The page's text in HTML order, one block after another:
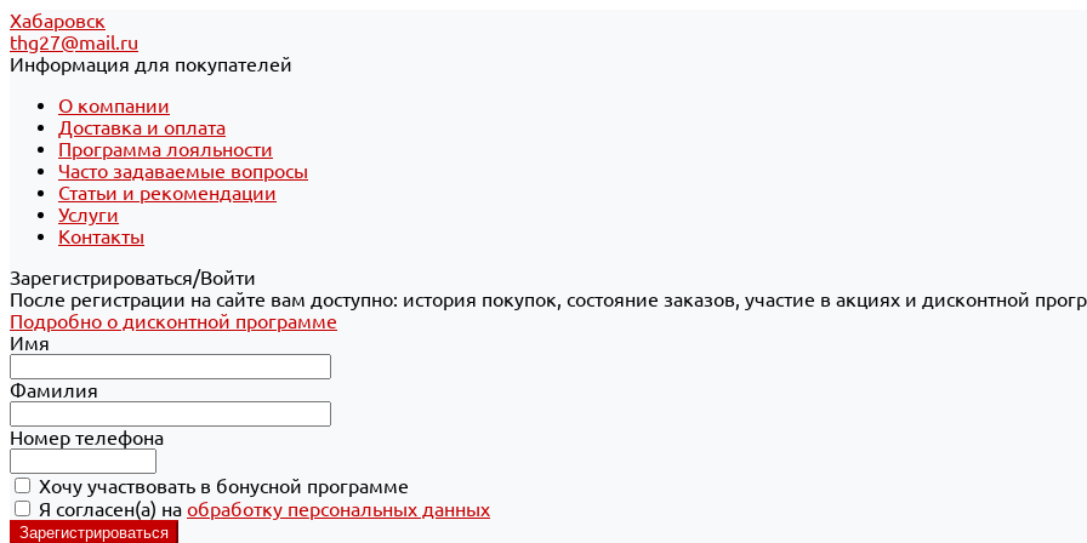
Хабаровск
thg27@mail.ru
Информация для покупателей
О компании
Доставка и оплата
Программа лояльности
Часто задаваемые вопросы
Статьи и рекомендации
Услуги
Контакты
Зарегистрироваться/Войти
После регистрации на сайте вам доступно: история покупок, состояние заказов, участие в акциях и дисконтной
Подробно о дисконтной программе
Имя
Фамилия
Номер телефона
Хочу участвовать в бонусной программе
Я согласен(а) на обработку персональных данных